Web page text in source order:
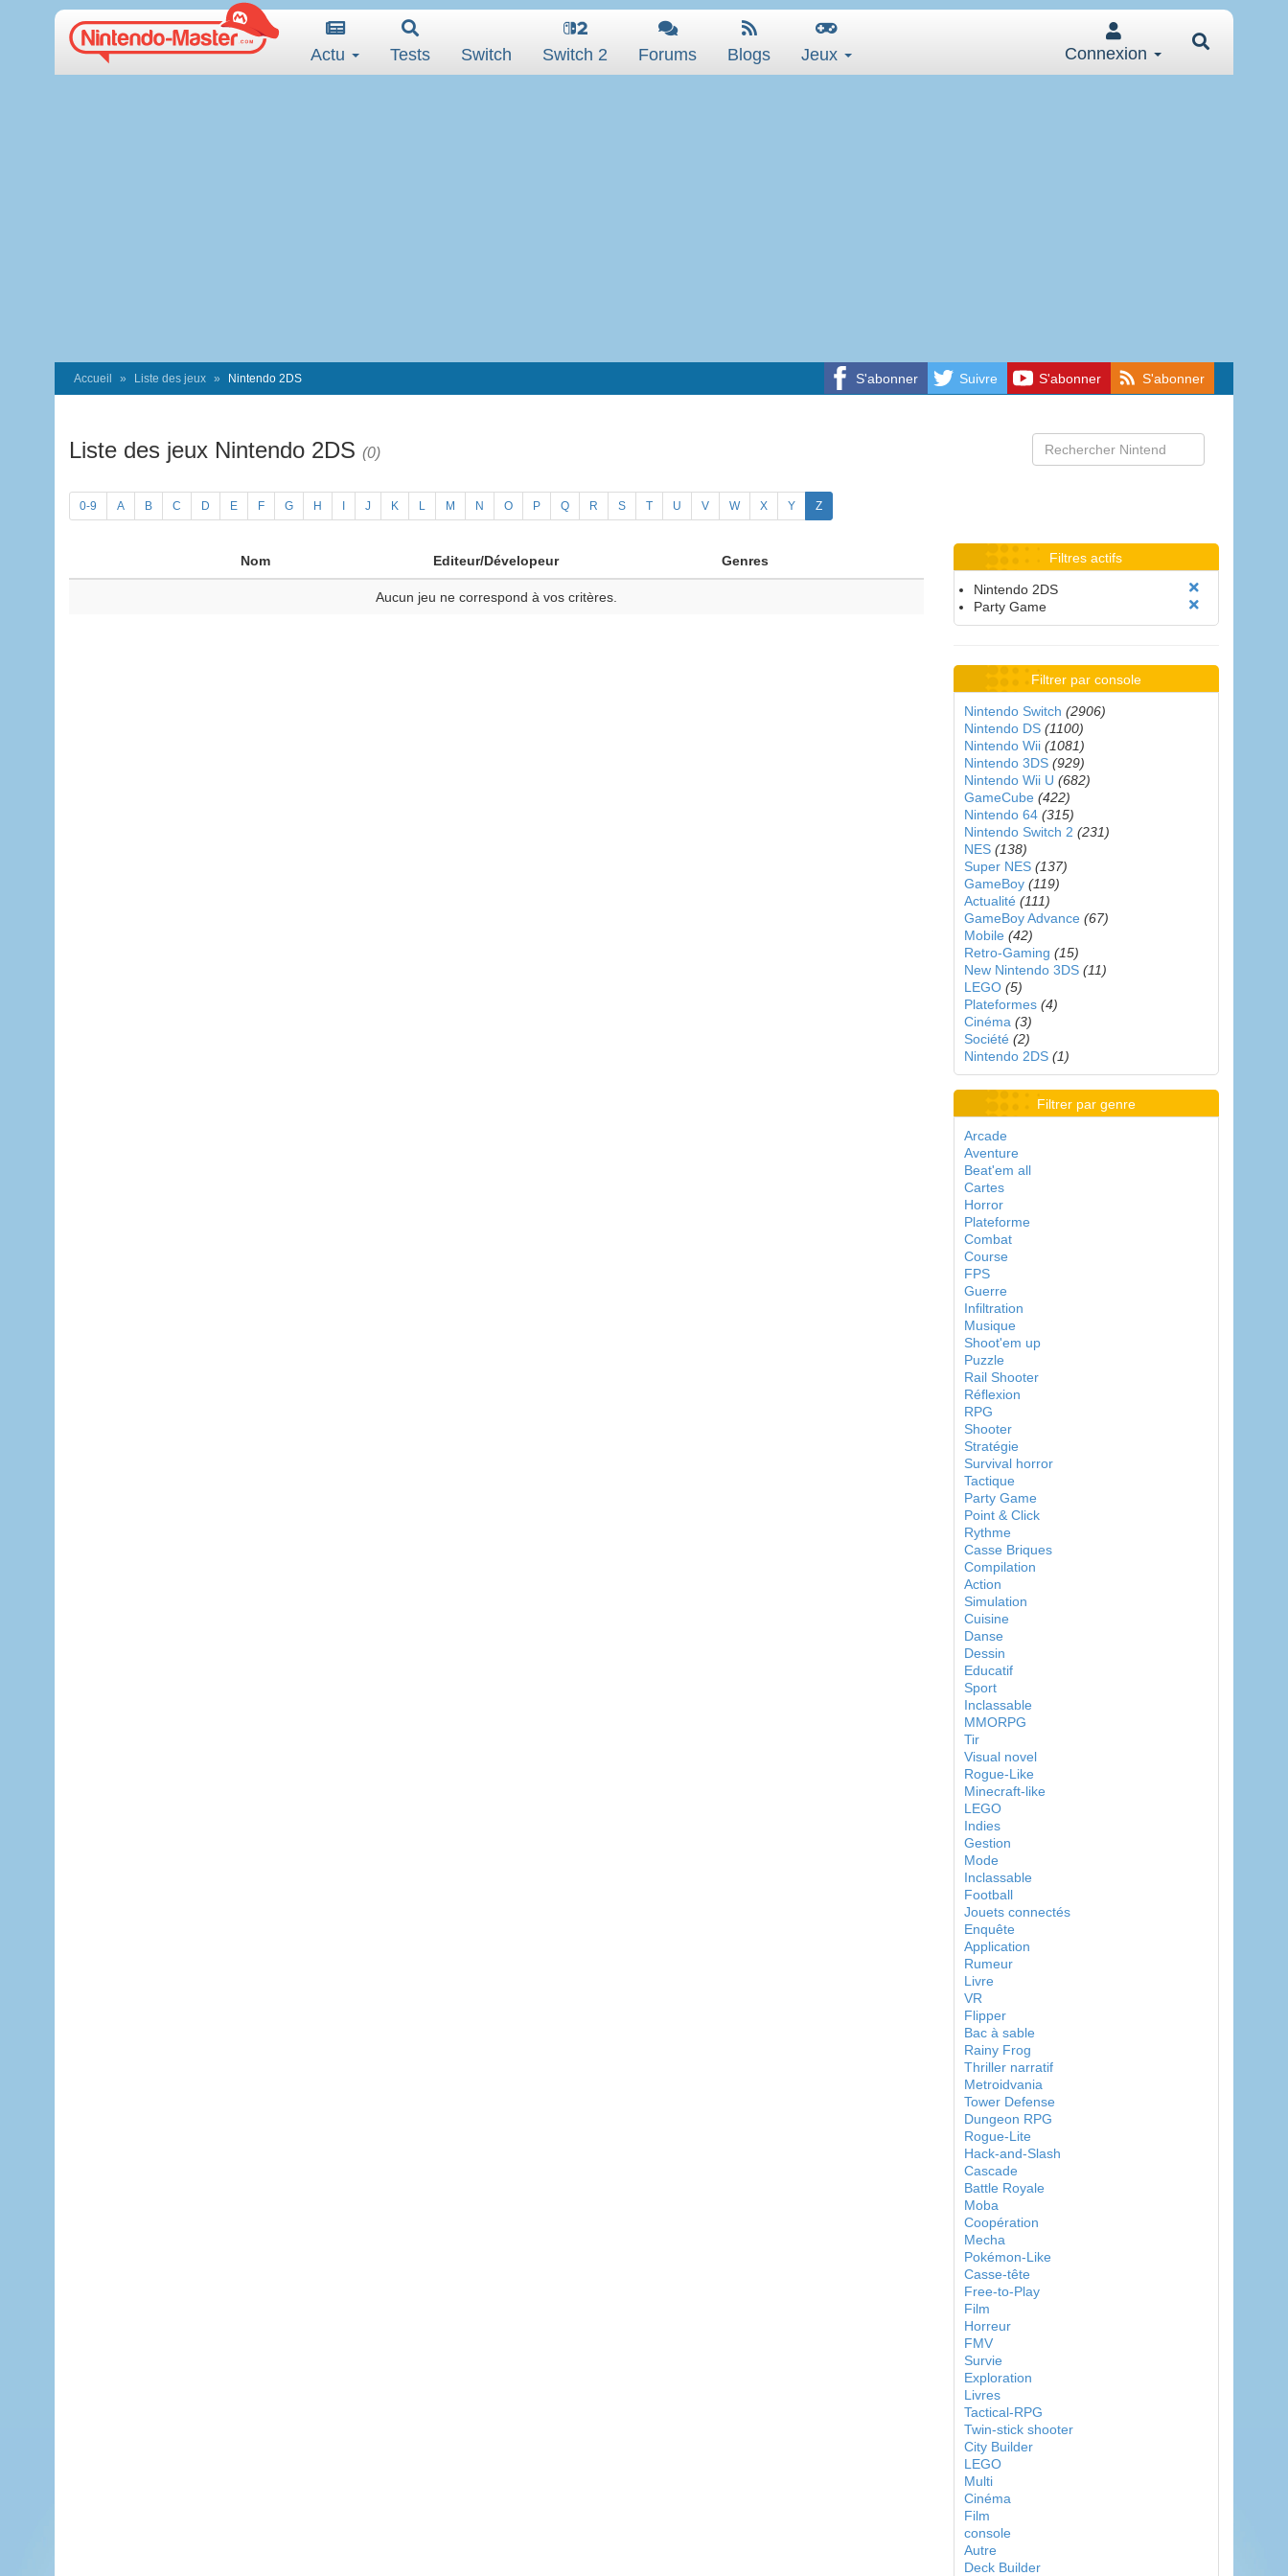
Actu Tests Switch Switch 2 Forums Blogs Jeux Connexion
S'abonner Suivre S'abonner S'abonner
Accueil Liste des jeux Nintendo 2DS
Liste des jeux Nintendo 2DS (0)
0-9 A B C D E F G H J K L M N O P Q R S T U V W X Y Z
Nom Editeur/Dévelopeur Genres
Aucun jeu ne correspond à vos critères.
Filtres actifs
Nintendo 2DS
Party Game
Filtrer par console
Nintendo Switch (2906)
Nintendo DS (1100)
Nintendo Wii (1081)
Nintendo 3DS (929)
Nintendo Wii U (682)
GameCube (422)
Nintendo 64 (315)
Nintendo Switch 2 (231)
NES (138)
Super NES (137)
GameBoy (119)
Actualité (111)
GameBoy Advance (67)
Mobile (42)
Retro-Gaming (15)
New Nintendo 3DS (11)
LEGO (5)
Plateformes (4)
Cinéma (3)
Société (2)
Nintendo 2DS (1)
Filtrer par genre
Arcade
Aventure
Beat'em all
Cartes
Horror
Plateforme
Combat
Course
FPS
Guerre
Infiltration
Musique
Shoot'em up
Puzzle
Rail Shooter
Réflexion
RPG
Shooter
Stratégie
Survival horror
Tactique
Party Game
Point & Click
Rythme
Casse Briques
Compilation
Action
Simulation
Cuisine
Danse
Dessin
Educatif
Sport
Inclassable
MMORPG
Tir
Visual novel
Rogue-Like
Minecraft-like
LEGO
Indies
Gestion
Mode
Inclassable
Football
Jouets connectés
Enquête
Application
Rumeur
Livre
VR
Flipper
Bac à sable
Rainy Frog
Thriller narratif
Metroidvania
Tower Defense
Dungeon RPG
Rogue-Lite
Hack-and-Slash
Cascade
Battle Royale
Moba
Coopération
Mecha
Pokémon-Like
Casse-tête
Free-to-Play
Film
Horreur
FMV
Survie
Exploration
Livres
Tactical-RPG
Twin-stick shooter
City Builder
LEGO
Multi
Cinéma
Film
console
Autre
Deck Builder